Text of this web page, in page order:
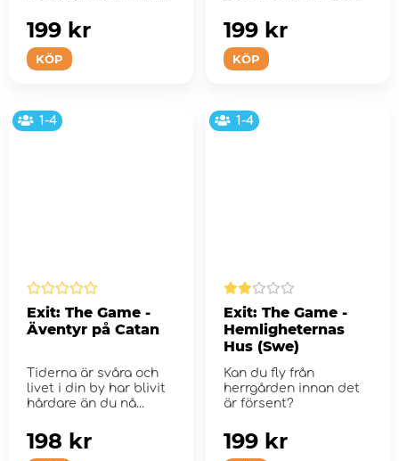
KÖP
199 kr
KÖP
199 kr
1-4
Exit: The Game -
Äventyr på Catan
Tiderna är svåra och
livet i din by har blivit
hårdare än du nå...
198 kr
1-4
Exit: The Game -
Hemligheternas
Hus (Swe)
Kan du fly från
herrgården innan det
är försent?
199 kr